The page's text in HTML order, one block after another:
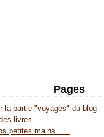
Pages
la partie "voyages" du blog
livres
petites mains . . .